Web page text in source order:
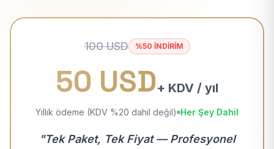
100 USD %50 İNDİRİM
50 USD+ KDV / yıl
Yıllık ödeme (KDV %20 dahil değil) Her Şey Dahil
"Tek Paket, Tek Fiyat — Profesyonel